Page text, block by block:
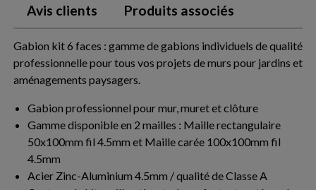
Avis clients Produits associés
Gabion kit 6 faces : gamme de gabions individuels de qualité
professionnelle pour tous vos projets de murs pour jardins et
aménagements paysagers.
Gabion professionnel pour mur, muret et clôture
Gamme disponible en 2 mailles : Maille rectangulaire
50x100mm fil 4.5mm et Maille carée 100x100mm fil
4.5mm
Acier Zinc-Aluminium 4.5mm / qualité de Classe A